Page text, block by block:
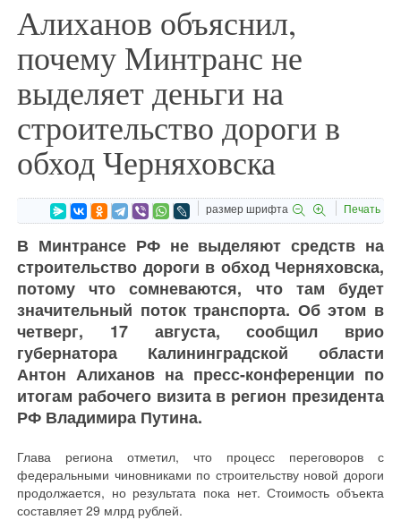
Алиханов объяснил,
почему Минтранс не
выделяет деньги на
строительство дороги в
обход Черняховска
размер шрифта Печать
В Минтрансе РФ не выделяют средств на
строительство дороги в обход Черняховска,
потому что сомневаются, что там будет
значительный поток транспорта. Об этом в
четверг, 17 августа, сообщил врио
губернатора Калининградской области
Антон Алиханов на пресс-конференции по
итогам рабочего визита в регион президента
РФ Владимира Путина.
Глава региона отметил, что процесс переговоров с
федеральными чиновниками по строительству новой дороги
продолжается, но результата пока нет. Стоимость объекта
составляет 29 млрд рублей.